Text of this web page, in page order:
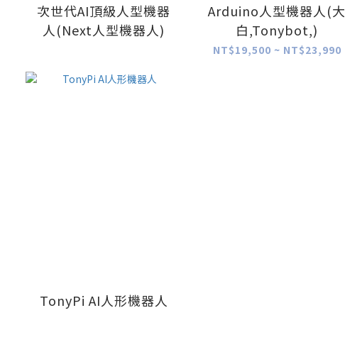
次世代AI頂級人型機器
人(Next人型機器人)
Arduino人型機器人(大
白,Tonybot,)
NT$19,500 ~ NT$23,990
TonyPi AI人形機器人